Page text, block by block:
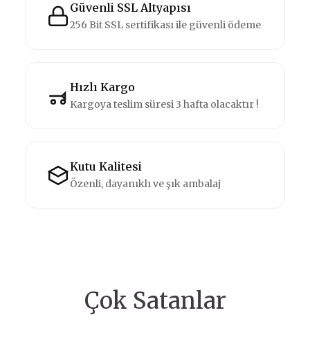
Güvenli SSL Altyapısı
256 Bit SSL sertifikası ile güvenli ödeme
Hızlı Kargo
Kargoya teslim süresi 3 hafta olacaktır !
Kutu Kalitesi
Özenli, dayanıklı ve şık ambalaj
Çok Satanlar